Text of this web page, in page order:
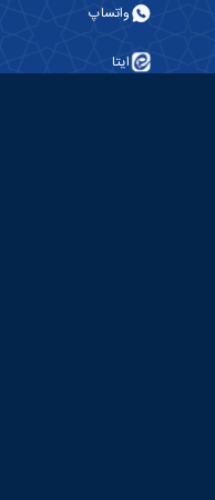
واتساپ
ایتا